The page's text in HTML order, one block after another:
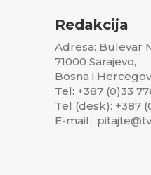
Redakcija
Adresa: Bulevar
71000 Sarajevo,
Bosna i
Tel: +387 (0)33
Tel (desk): +387
E-mail :